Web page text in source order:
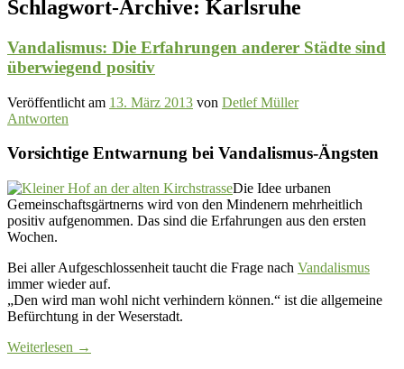
Schlagwort-Archive: Karlsruhe
Vandalismus: Die Erfahrungen anderer Städte sind
überwiegend positiv
Veröffentlicht am 13. März 2013 von Detlef Müller
Antworten
Vorsichtige Entwarnung bei Vandalismus-Ängsten
Die Idee urbanen
Gemeinschaftsgärtnerns wird von den Mindenern mehrheitlich
positiv aufgenommen. Das sind die Erfahrungen aus den ersten
Wochen.
Bei aller Aufgeschlossenheit taucht die Frage nach Vandalismus
immer wieder auf.
„Den wird man wohl nicht verhindern können.“ ist die allgemeine
Befürchtung in der Weserstadt.
Weiterlesen →